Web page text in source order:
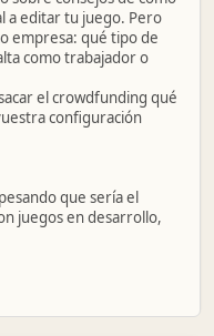
a editar tu juego. Pero
empresa: qué tipo de
como trabajador o
el crowdfunding qué
configuración
que sería el
juegos en desarrollo,